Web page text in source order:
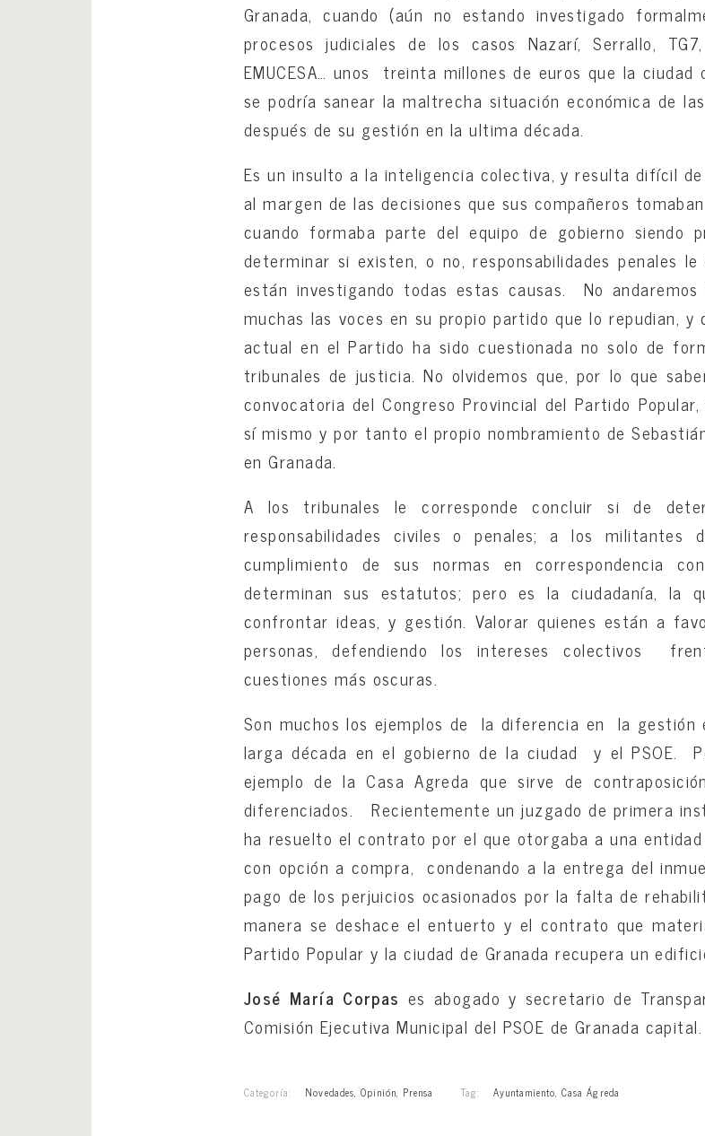
Granada, cuando (aún no estando investigado
procesos judiciales de los casos Nazarí, Serrallo,
EMUCESA… unos treinta millones de euros que la ciudad
se podría sanear la maltrecha situación económica de
después de su gestión en la ultima década.
Es un insulto a la inteligencia colectiva, y resulta difícil
al margen de las decisiones que sus compañeros
cuando formaba parte del equipo de gobierno siendo
determinar si existen, o no, responsabilidades penales
están investigando todas estas causas. No
muchas las voces en su propio partido que lo repudian, y
actual en el Partido ha sido cuestionada no solo de
tribunales de justicia. No olvidemos que, por lo que
convocatoria del Congreso Provincial del Partido
sí mismo y por tanto el propio nombramiento de
en Granada.
A los tribunales le corresponde concluir si de
responsabilidades civiles o penales; a los
cumplimiento de sus normas en correspondencia
determinan sus estatutos; pero es la ciudadanía, la
confrontar ideas, y gestión. Valorar quienes están a
personas, defendiendo los intereses colectivos
cuestiones más oscuras.
Son muchos los ejemplos de la diferencia en la gestión
larga década en el gobierno de la ciudad y el PSOE.
ejemplo de la Casa Agreda que sirve de
diferenciados. Recientemente un juzgado de primera
ha resuelto el contrato por el que otorgaba a una
con opción a compra, condenando a la entrega del
pago de los perjuicios ocasionados por la falta de
manera se deshace el entuerto y el contrato que
Partido Popular y la ciudad de Granada recupera un
José María Corpas es abogado y secretario de
Comisión Ejecutiva Municipal del PSOE de Granada capital.
Categoría: Novedades, Opinión, Prensa Tag: Ayuntamiento,Casa Ágreda